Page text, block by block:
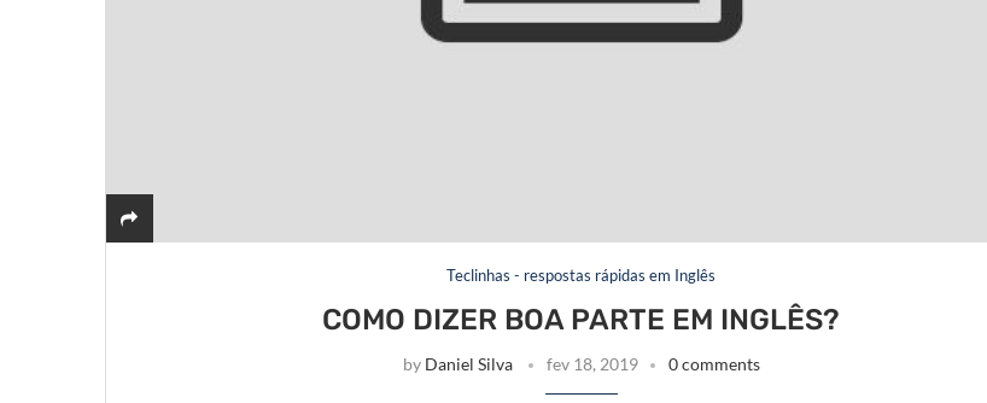
Teclinhas - respostas rápidas em Inglês
COMO DIZER BOA PARTE EM INGLÊS?
by Daniel Silva fev 18, 2019 0 comments